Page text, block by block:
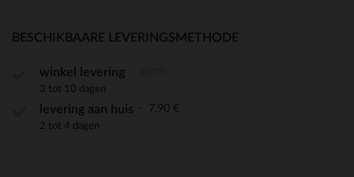
BESCHIKBAARE LEVERINGSMETHODE
winkel levering
3 tot 10 dagen
levering aan huis 7,90 €
2 tot 4 dagen